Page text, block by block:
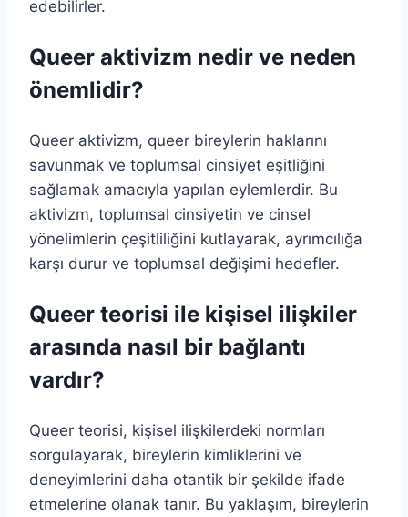
edebilirler.
Queer aktivizm nedir ve neden
önemlidir?
Queer aktivizm, queer bireylerin haklarını
savunmak ve toplumsal cinsiyet eşitliğini
sağlamak amacıyla yapılan eylemlerdir. Bu
aktivizm, toplumsal cinsiyetin ve cinsel
yönelimlerin çeşitliliğini kutlayarak, ayrımcılığa
karşı durur ve toplumsal değişimi hedefler.
Queer teorisi ile kişisel ilişkiler
arasında nasıl bir bağlantı
vardır?
Queer teorisi, kişisel ilişkilerdeki normları
sorgulayarak, bireylerin kimliklerini ve
deneyimlerini daha otantik bir şekilde ifade
etmelerine olanak tanır. Bu yaklaşım, bireylerin